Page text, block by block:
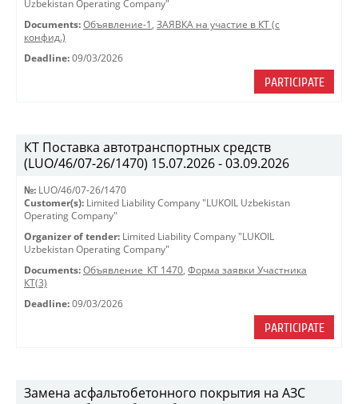
Uzbekistan Operating Company"
Documents: Объявление-1 , ЗАЯВКА на участие в КТ (с
конфид.)
Deadline: 09/03/2026
PARTICIPATE
КТ Поставка автотранспортных средств
(LUO/46/07-26/1470) 15.07.2026 - 03.09.2026
№: LUO/46/07-26/1470
Customer(s): Limited Liability Company "LUKOIL Uzbekistan
Operating Company"
Organizer of tender: Limited Liability Company "LUKOIL
Uzbekistan Operating Company"
Documents: Объявление_КТ 1470, Форма заявки Участника
КТ(3)
Deadline: 09/03/2026
PARTICIPATE
Замена асфальтобетонного покрытия на АЗС